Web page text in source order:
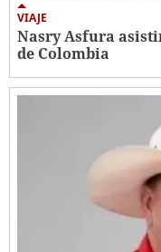
VIAJE
Nasry Asfura
de Colombia